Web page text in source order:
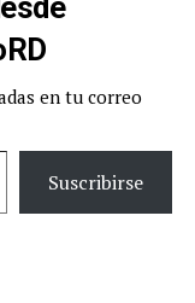
en tu correo
Suscribirse